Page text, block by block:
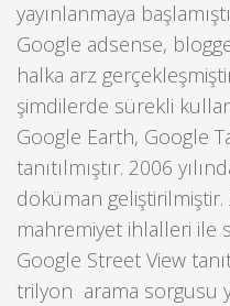
yayınlanmaya
Google adsense,
halka arz
şimdilerde sürekli
Google Earth, Google
tanıtılmıştır. 2006
döküman geliştirilmiştir.
mahremiyet ihlalleri ile
Google Street View
trilyon arama sorgusu